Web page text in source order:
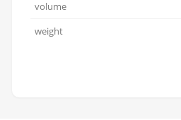
volume
weight